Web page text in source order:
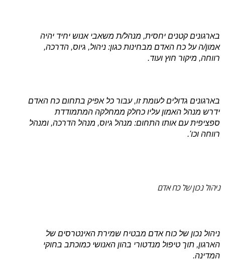
בארגונים קטנים יחסית, מנהל/ת משאבי אנוש יחיד יהיה
אמון/ה על כח האדם מבחינות כגון: ניהול, גיוס, הדרכה,
רווחה, מיקור חוץ ועוד.
בארגונים גדולים לעומת זו, עבור כל אפיק בתחום כח האדם
ידרש מנהל האמון עליו כחלק ממחלקה המתמודדת
ספציפית עם אותו התחום: מנהל גיוס, מנהל הדרכה, ומנהל
רווחה וכו'.
ניהול נכון של כח אדם
ניהול נכון של כוח אדם מבטיח שמירת האינטרסים של
הארגון, תוך טיפול מנדטורי בהון האנושי כמוכתב בחוקי
המדינה.